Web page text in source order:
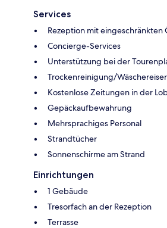
Services
Rezeption mit
Concierge-Services
Unterstützung bei der
Trockenreinigung/
Kostenlose Zeitungen in der
Gepäckaufbewahrung
Mehrsprachiges Personal
Strandtücher
Sonnenschirme am Strand
Einrichtungen
1 Gebäude
Tresorfach an der Rezeption
Terrasse